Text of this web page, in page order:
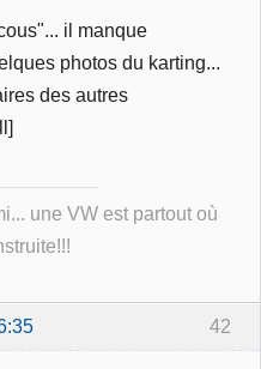
il manque
photos du karting...
des autres
une VW est partout où
42